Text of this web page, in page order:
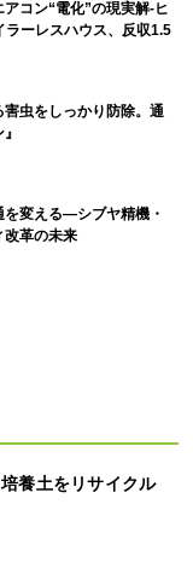
コン“電化”の現実解-ヒ
ラーレスハウス、反収1.5
虫をしっかり防除。通
変える―シブヤ精機・
改革の未来
養土をリサイクル